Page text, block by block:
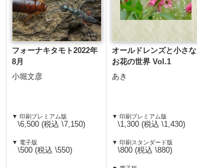
フォーナキタモト2022年
8月
小堀文彦
▼ 印刷プレミアム版
\6,500 (税込 \7,150)
▼ 電子版
\500 (税込 \550)
オールドレンズと小さな
お花の世界 Vol.1
あき
▼ 印刷プレミアム版
\1,300 (税込 \1,430)
▼ 印刷スタンダード版
\800 (税込 \880)